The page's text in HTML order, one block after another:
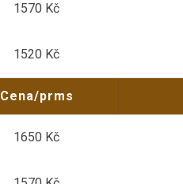
1570 Kč
1520 Kč
Cena/prms
1650 Kč